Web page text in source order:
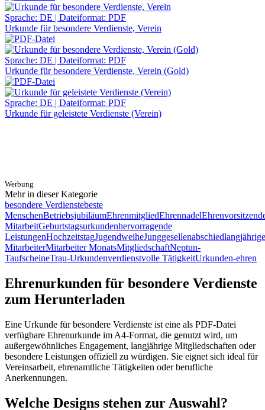
Sprache: DE | Dateiformat: PDF
Urkunde für besondere Verdienste, Verein
Sprache: DE | Dateiformat: PDF
Urkunde für besondere Verdienste, Verein (Gold)
Sprache: DE | Dateiformat: PDF
Urkunde für geleistete Verdienste (Verein)
Werbung
Mehr in dieser Kategorie
besondere Verdienstebeste
MenschenBetriebsjubiläumEhrenmitgliedEhrennadel
MitarbeitGeburtstagsurkundenhervorragende
LeistungenHochzeitstagJugendweiheJunggesellenabschiedlangjährige
MitarbeiterMitarbeiter MonatsMitgliedschaftNeptun-
TaufscheineTrau-Urkundenverdienstvolle TätigkeitUrkunden-ehren
Ehrenurkunden für besondere Verdienste
zum Herunterladen
Eine Urkunde für besondere Verdienste ist eine als PDF-Datei
verfügbare Ehrenurkunde im A4-Format, die genutzt wird, um
außergewöhnliches Engagement, langjährige Mitgliedschaften oder
besondere Leistungen offiziell zu würdigen. Sie eignet sich ideal für
Vereinsarbeit, ehrenamtliche Tätigkeiten oder berufliche
Anerkennungen.
Welche Designs stehen zur Auswahl?